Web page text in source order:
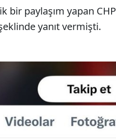
bir paylaşım yapan CHP
yanıt vermişti.